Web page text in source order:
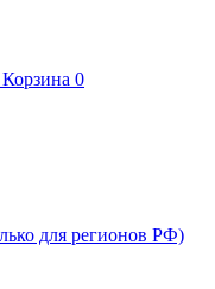
Корзина 0
для регионов РФ)